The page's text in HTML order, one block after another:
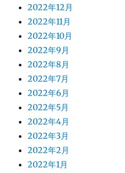
2022年12月
2022年11月
2022年10月
2022年9月
2022年8月
2022年7月
2022年6月
2022年5月
2022年4月
2022年3月
2022年2月
2022年1月